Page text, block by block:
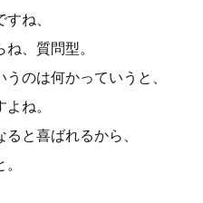
ね、
、質問型。
のは何かっていうと、
ね。
と喜ばれるから、